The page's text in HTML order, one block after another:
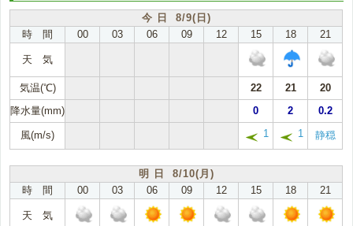
今 日 8/9(日)
時 間
00 03 06 09 12 15 18 21
天 気
気温(℃) 22 21
20
降水量(mm)
0 2 0.2
風(m/s) 1 1 静穏
明 日 8/10(月)
時 間
00 03 06 09 12 15 18 21
天 気